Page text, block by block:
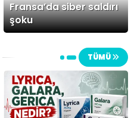
Fransa’da siber saldırı
şoku
TÜMÜ